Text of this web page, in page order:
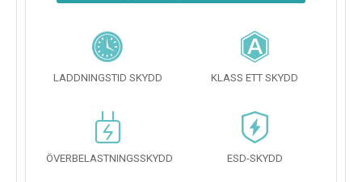
LADDNINGSTID SKYDD KLASS ETT SKYDD
ÖVERBELASTNINGSSKYDD ESD-SKYDD